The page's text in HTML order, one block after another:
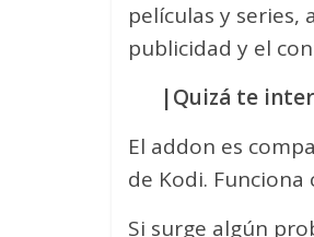
películas y series,
publicidad y el
|Quizá te
El addon es
de Kodi.
Si surge algún